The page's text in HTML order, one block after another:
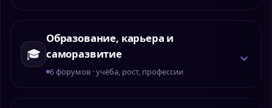
🎓
Образование, карьера и
саморазвитие
6 форумов · учёба, рост, профессии
⌄